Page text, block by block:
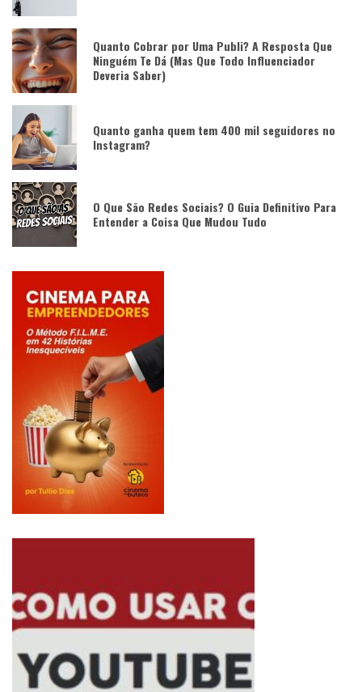
Quanto Cobrar por Uma Publi? A Resposta Que
Ninguém Te Dá (Mas Que Todo Influenciador
Deveria Saber)
Quanto ganha quem tem 400 mil seguidores no
Instagram?
O Que São Redes Sociais? O Guia Definitivo Para
Entender a Coisa Que Mudou Tudo